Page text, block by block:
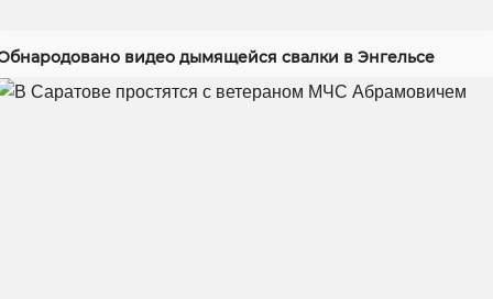
видео дымящейся свалки в Энгельсе